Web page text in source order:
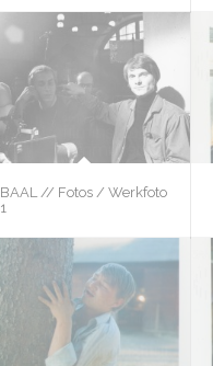
BAAL // Fotos / Werkfoto
1